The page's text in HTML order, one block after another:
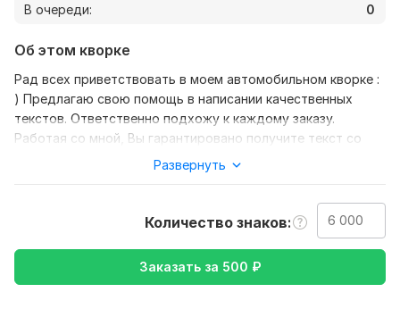
В очереди:
0
Об этом кворке
Рад всех приветствовать в моем автомобильном кворке :
) Предлагаю свою помощь в написании качественных
текстов. Ответственно подхожу к каждому заказу.
Работая со мной, Вы гарантировано получите текст со
следующими отличительными особенностями:
Структурированность
Легкость, без употребления "клише"
Развернуть
Количество знаков
Заказать за 500 ₽